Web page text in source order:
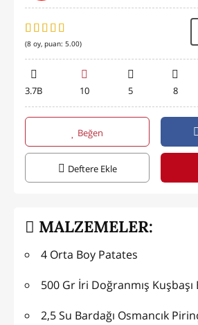
(8 oy, puan: 5.00)
3.7B 10 5 8
Beğen
Deftere Ekle
MALZEMELER:
4 Orta Boy Patates
500 Gr İri Doğranmış Kuşbaşı
2,5 Su Bardağı Osmancık